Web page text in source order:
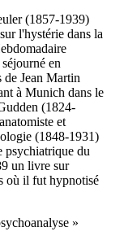
(1857-1939)
l'hystérie dans la
en
Jean Martin
à Munich dans le
(1824-
et
(1848-1931)
psychiatrique du
un livre sur
où il fut hypnotisé
»